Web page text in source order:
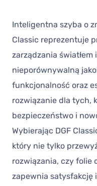
Inteligentna szyba o
Classic reprezentuje
zarządzania
nieporównywalną
funkcjonalność oraz
rozwiązanie dla tych,
bezpieczeństwo i
Wybierając DGF
który nie tylko
rozwiązania, czy folie
zapewnia satysfakcję